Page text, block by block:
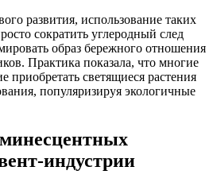
развития, использование таких
сократить углеродный след
образ бережного отношения
Практика показала, что многие
приобретать светящиеся растения
популяризируя экологичные
индустрии